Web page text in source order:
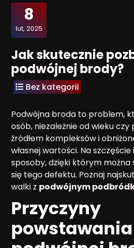
8
lut, 2025
Jak skutecznie
podwójnej brody?
Bez kategorii
Podwójna broda to problem,
osób, niezależnie od wieku czy
źródłem kompleksów i
własnej wartości. Na
sposoby, dzięki którym
się tego defektu. Poznaj
walki z podwójnym
Przyczyny
powstawania